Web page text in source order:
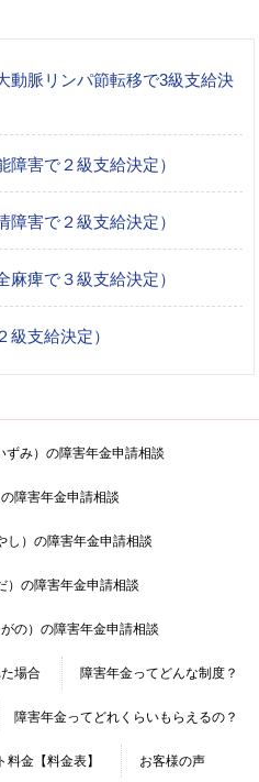
動脈リンパ節転移で3級支給決
害で２級支給決定）
害で２級支給決定）
痺で３級支給決定）
級支給決定）
ずみ）の障害年金申請相談
障害年金申請相談
し）の障害年金申請相談
）の障害年金申請相談
の）の障害年金申請相談
場合 障害年金ってどんな制度？
障害年金ってどれくらいもらえるの？
料金【料金表】 お客様の声